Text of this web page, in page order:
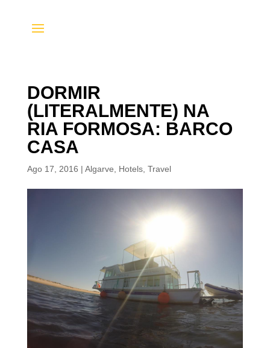
DORMIR
(LITERALMENTE) NA
RIA FORMOSA: BARCO
CASA
Ago 17, 2016 | Algarve Hotels, Travel